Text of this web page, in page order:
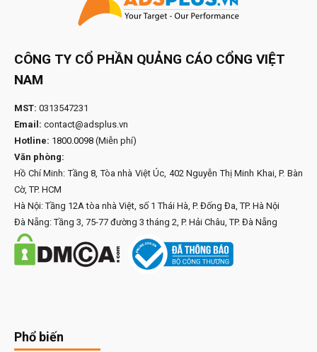
CÔNG TY CỔ PHẦN QUẢNG CÁO CỔNG VIỆT
NAM
MST: 0313547231
Email: contact@adsplus.vn
Hotline: 1800.0098 (Miễn phí)
Văn phòng:
Hồ Chí Minh: Tầng 8, Tòa nhà Việt Úc, 402 Nguyễn Thị Minh Khai, P. Bàn
Cờ, TP. HCM
Hà Nội: Tầng 12A tòa nhà Việt, số 1 Thái Hà, P. Đống Đa, TP. Hà Nội
Đà Nẵng: Tầng 3, 75-77 đường 3 tháng 2, P. Hải Châu, TP. Đà Nẵng
Phổ biến